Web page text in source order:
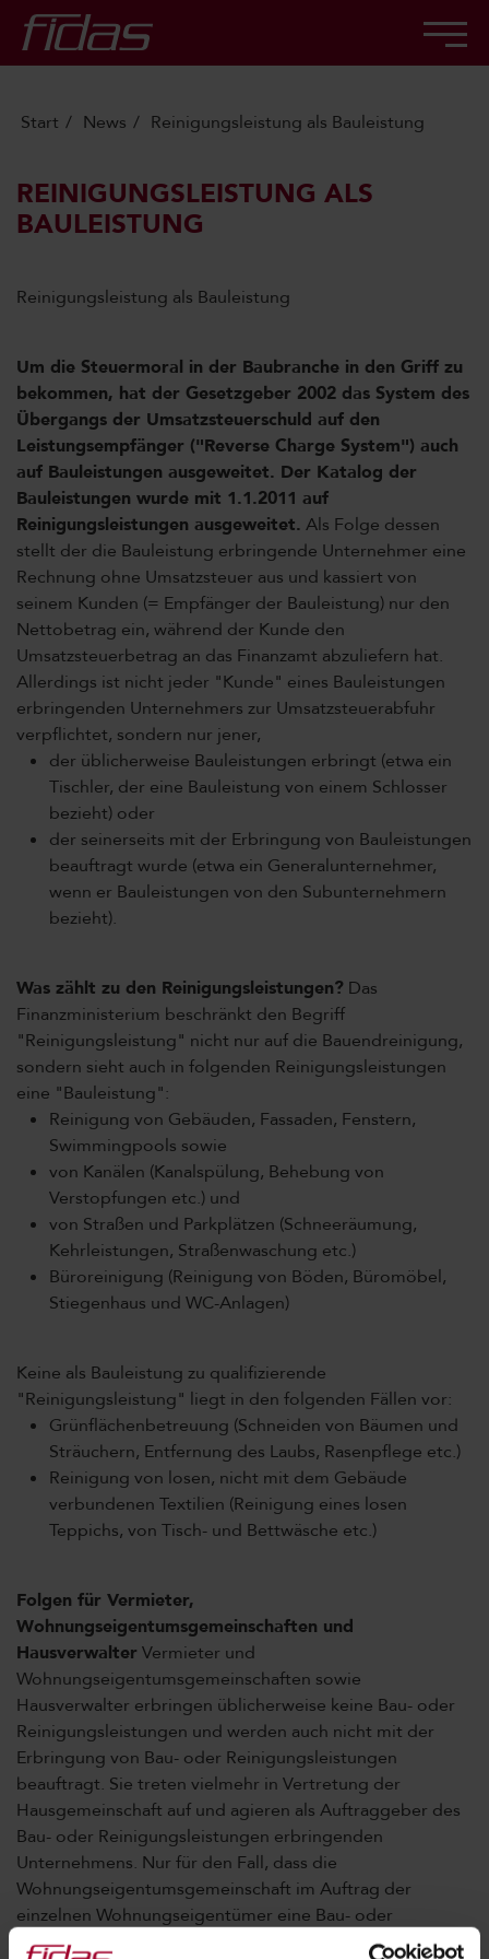
Start News Reinigungsleistung als Bauleistung
REINIGUNGSLEISTUNG ALS
BAULEISTUNG
Reinigungsleistung als Bauleistung
Um die Steuermoral in der Baubranche in den Griff zu
bekommen, hat der Gesetzgeber 2002 das System des
Übergangs der Umsatzsteuerschuld auf den
Leistungsempfänger ("Reverse Charge System") auch
auf Bauleistungen ausgeweitet. Der Katalog der
Bauleistungen wurde mit 1.1.2011 auf
Reinigungsleistungen ausgeweitet. Als Folge dessen
stellt der die Bauleistung erbringende Unternehmer eine
Rechnung ohne Umsatzsteuer aus und kassiert von
seinem Kunden (= Empfänger der Bauleistung) nur den
Nettobetrag ein, während der Kunde den
Umsatzsteuerbetrag an das Finanzamt abzuliefern hat.
Allerdings ist nicht jeder "Kunde" eines Bauleistungen
erbringenden Unternehmers zur Umsatzsteuerabfuhr
verpflichtet, sondern nur jener,
der üblicherweise Bauleistungen erbringt (etwa ein
Tischler, der eine Bauleistung von einem Schlosser
bezieht) oder
der seinerseits mit der Erbringung von Bauleistungen
beauftragt wurde (etwa ein Generalunternehmer,
wenn er Bauleistungen von den Subunternehmern
bezieht).
Was zählt zu den Reinigungsleistungen? Das
Finanzministerium beschränkt den Begriff
"Reinigungsleistung" nicht nur auf die Bauendreinigung,
sondern sieht auch in folgenden Reinigungsleistungen
eine "Bauleistung":
Reinigung von Gebäuden, Fassaden, Fenstern,
Swimmingpools sowie
von Kanälen (Kanalspülung, Behebung von
Verstopfungen etc.) und
von Straßen und Parkplätzen (Schneeräumung,
Kehrleistungen, Straßenwaschung etc.)
Büroreinigung (Reinigung von Böden, Büromöbel,
Stiegenhaus und WC-Anlagen)
Keine als Bauleistung zu qualifizierende
"Reinigungsleistung" liegt in den folgenden Fällen vor:
Grünflächenbetreuung (Schneiden von Bäumen und
Sträuchern, Entfernung des Laubs, Rasenpflege etc.)
Reinigung von losen, nicht mit dem Gebäude
verbundenen Textilien (Reinigung eines losen
Teppichs, von Tisch- und Bettwäsche etc.)
Folgen für Vermieter,
Wohnungseigentumsgemeinschaften und
Hausverwalter Vermieter und
Wohnungseigentumsgemeinschaften sowie
Hausverwalter erbringen üblicherweise keine Bau- oder
Reinigungsleistungen und werden auch nicht mit der
Erbringung von Bau- oder Reinigungsleistungen
beauftragt. Sie treten vielmehr in Vertretung der
Hausgemeinschaft auf und agieren als Auftraggeber des
Bau- oder Reinigungsleistungen erbringenden
Unternehmens. Nur für den Fall, dass die
Wohnungseigentumsgemeinschaft im Auftrag der
einzelnen Wohnungseigentümer eine Bau- oder
Reinigungsleistung an ein Bauleistungsunternehmen in